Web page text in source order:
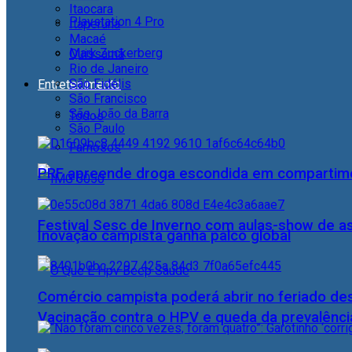
Playstation 4 Pro
Mark Zuckerberg
Entretenimento
Todos
Famosos
Festival Sesc de Inverno com aulas-show de
Vacinação contra o HPV e queda da
Itaocara
Itaperuna
Macaé
Quissamã
Rio de Janeiro
São Fidélis
São Francisco
São João da Barra
São Paulo
PRF apreende droga escondida em
Inovação campista ganha palco global
Comércio campista poderá abrir no feriado